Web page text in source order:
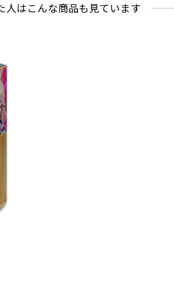
デジタル数値
試験
人はこんな商品も見ています